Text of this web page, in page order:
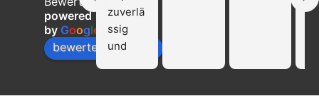
powered
by Google
bewerte uns auf
zuverlä
ssig
und
Nur zu